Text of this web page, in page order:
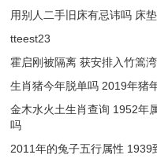
用别人二手旧床有忌讳吗 床
tteest23
霍启刚被隔离 获安排入竹篙
生肖猪今年脱单吗 2019年猪
金木水火土生肖查询 1952年
吗
2011年的兔子五行属性